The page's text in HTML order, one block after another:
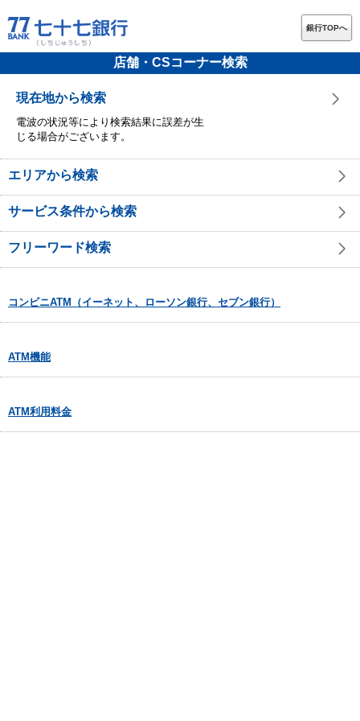
銀行TOPへ
店舗・CSコーナー検索
現在地から検索
電波の状況等により検索結果に誤差が生
じる場合がございます。
エリアから検索
サービス条件から検索
フリーワード検索
コンビニATM（イーネット、ローソン銀行、セブン銀行）
ATM機能
ATM利用料金